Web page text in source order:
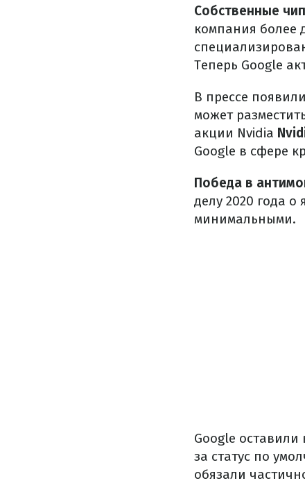
Собственные
компания более
Теперь Google
В прессе
может
акции Nvidia
Google в сфере
Победа в
делу 2020 года
минимальными.
Google
за статус по
обязали